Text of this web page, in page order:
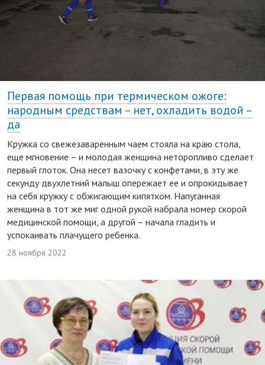
Первая помощь при термическом ожоге:
народным средствам – нет, охладить водой –
да
Кружка со свежезаваренным чаем стояла на краю стола,
еще мгновение – и молодая женщина неторопливо сделает
первый глоток. Она несет вазочку с конфетами, в эту же
секунду двухлетний малыш опережает ее и опрокидывает
на себя кружку с обжигающим кипятком. Напуганная
женщина в тот же миг одной рукой набрала номер скорой
медицинской помощи, а другой – начала гладить и
успокаивать плачущего ребенка.
28 ноября 2022